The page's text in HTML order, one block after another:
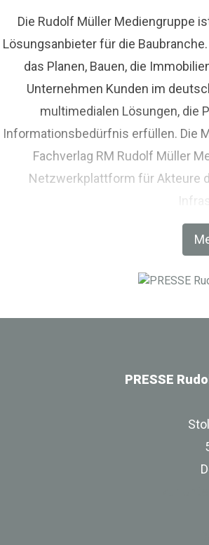
Die Rudolf Müller Mediengruppe
Lösungsanbieter für die
das Planen, Bauen, die
Unternehmen Kunden im
multimedialen Lösungen, die
Informationsbedürfnis erfüllen. Die
Fachverlag RM Rudolf Müller
Netzwerkplattform für Akteure
PRESSE